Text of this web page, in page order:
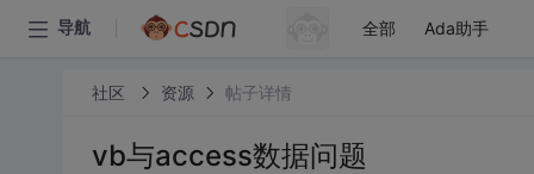
导航 全部 Ada助手
社区 资源 帖子详情
vb与access数据问题